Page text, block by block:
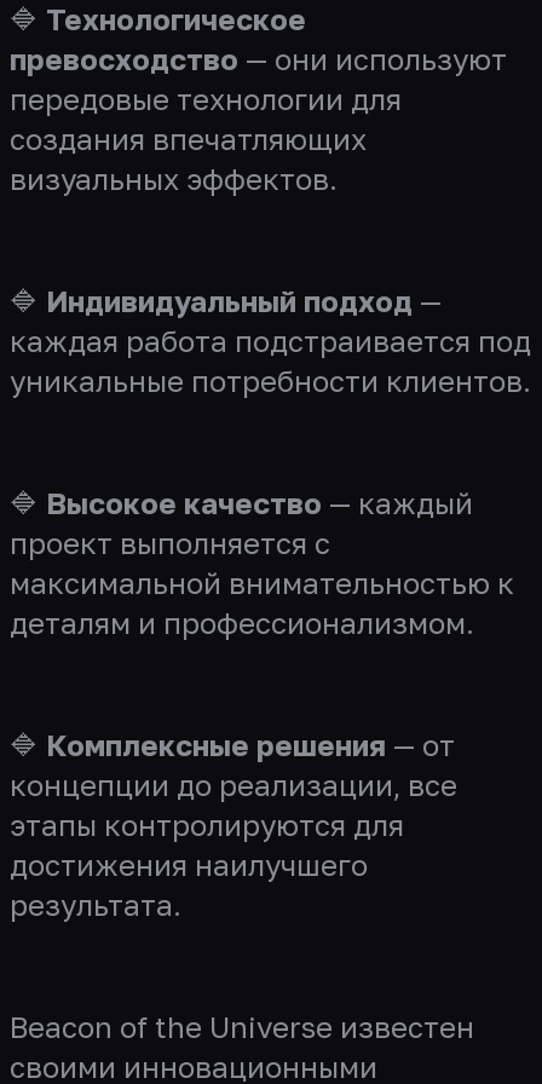
🔷 Технологическое
превосходство — они используют
передовые технологии для
создания впечатляющих
визуальных эффектов.
🔷 Индивидуальный подход —
каждая работа подстраивается под
уникальные потребности клиентов.
🔷 Высокое качество — каждый
проект выполняется с
максимальной внимательностью к
деталям и профессионализмом.
🔷 Комплексные решения — от
концепции до реализации, все
этапы контролируются для
достижения наилучшего
результата.
Beacon of the Universe известен
своими инновационными